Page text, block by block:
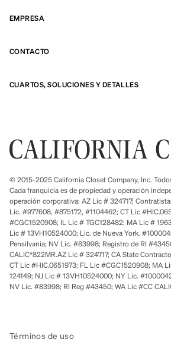
EMPRESA
CONTACTO
CUARTOS, SOLUCIONES Y DETALLES
© 2015-2025 California Closet Company, Inc.
Cada franquicia es de propiedad y operación
operación corporativa: AZ Lic # 324717;
Lic. #977608, #875172, #1104462; CT Lic
#CGC1520908; IL Lic # TGC128482; MA Lic #
Lic # 13VH10524000; Lic. de Nueva York.
Pensilvania; NV Lic. #83998; Registro de RI
CALIC*822MR.AZ Lic # 324717; CA State
CT Lic #HIC.0651973; FL Lic #CGC1520908; MA
124149; NJ Lic # 13VH10524000; NY Lic.
NV Lic. #83998; RI Reg #43450; WA Lic #CC
Términos de uso